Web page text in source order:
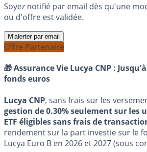
Soyez notifié par email dès qu'une
ou d'offre est validée.
M'alerter par email
Offre Partenaire
🎁 Assurance Vie Lucya CNP :
fonds euros
Lucya CNP, sans frais sur les
gestion de 0.30% seulement sur les
ETF éligibles sans frais de
rendement sur la part investie sur le
Lucya Euro B en 2026 et 2027 (sous